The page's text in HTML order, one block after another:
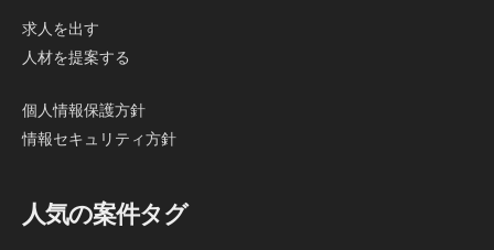
求人を出す
人材を提案する
個人情報保護方針
情報セキュリティ方針
人気の案件タグ